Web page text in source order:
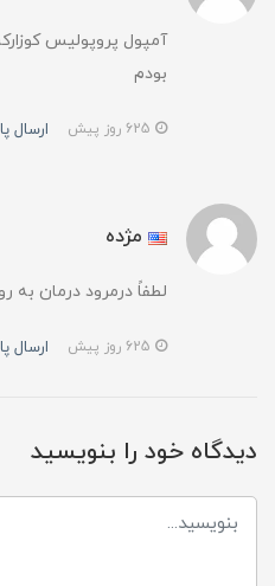
آمپول پروپولیس
بودم
ارسال
مژده
لطفاً درمرود درمان به
ارسال
دیدگاه خود را بنویسید